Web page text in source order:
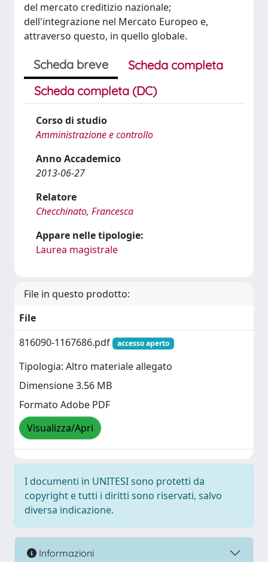
del mercato creditizio nazionale;
dell'integrazione nel Mercato Europeo e,
attraverso questo, in quello globale.
Scheda breve
Scheda completa
Scheda completa (DC)
Corso di studio
Amministrazione e controllo
Anno Accademico
2013-06-27
Relatore
Checchinato, Francesca
Appare nelle tipologie:
Laurea magistrale
File in questo prodotto:
File
816090-1167686.pdf
accesso aperto
Tipologia: Altro materiale allegato
Dimensione 3.56 MB
Formato Adobe PDF
Visualizza/Apri
I documenti in UNITESI sono protetti da
copyright e tutti i diritti sono riservati, salvo
diversa indicazione.
Informazioni